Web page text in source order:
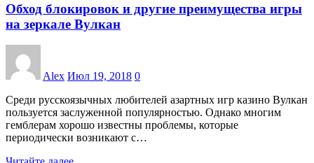
Обход блокировок и другие преимущества игры
на зеркале Вулкан
Alex Июл 19, 2018 0
Среди русскоязычных любителей азартных игр казино Вулкан
пользуется заслуженной популярностью. Однако многим
гемблерам хорошо известны проблемы, которые
периодически возникают с…